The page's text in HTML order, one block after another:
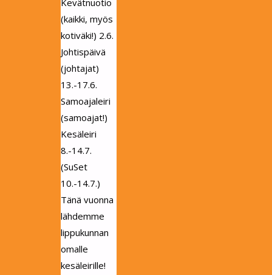
Kevätnuotio
(kaikki, myös
kotiväki!) 2.6.
Johtispäivä
(johtajat)
13.-17.6.
Samoajaleiri
(samoajat!)
Kesäleiri
8.-14.7.
(SuSet
10.-14.7.)
Tänä vuonna
lähdemme
lippukunnan
omalle
kesäleirille!